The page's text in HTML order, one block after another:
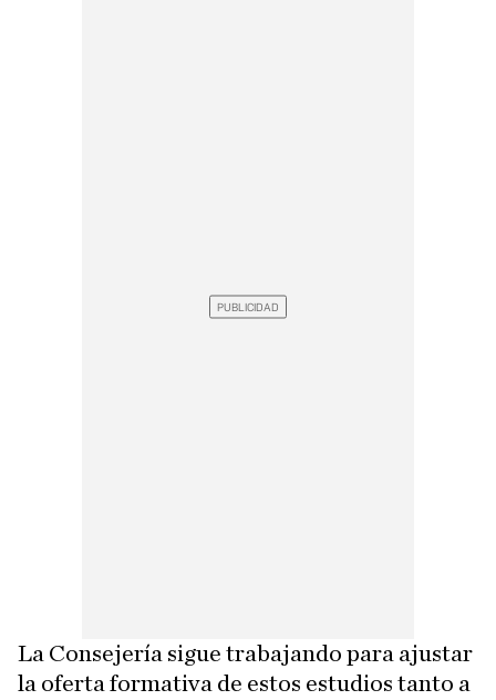
La Consejería sigue trabajando para ajustar
la oferta formativa de estos estudios tanto a